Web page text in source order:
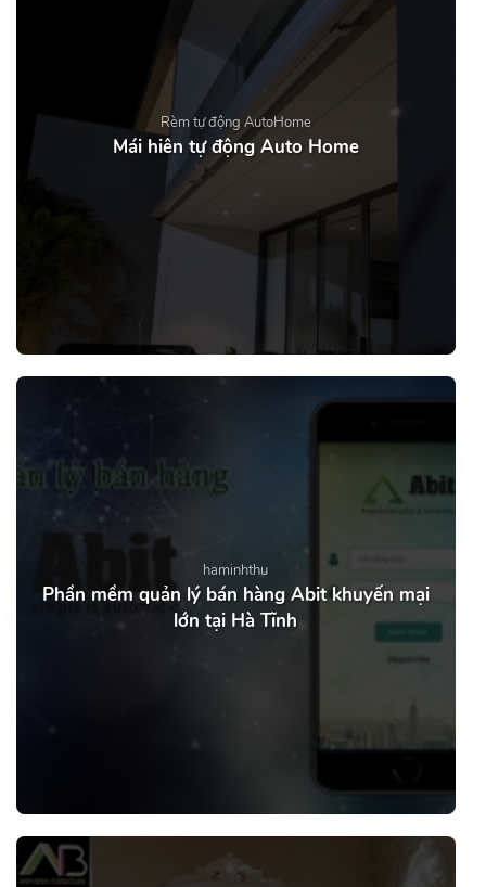
Rèm tự động AutoHome
Mái hiên tự động Auto Home
haminhthu
Phần mềm quản lý bán hàng Abit khuyến mại
lớn tại Hà Tĩnh